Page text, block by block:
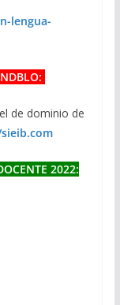
lengua-
de dominio de
2022: